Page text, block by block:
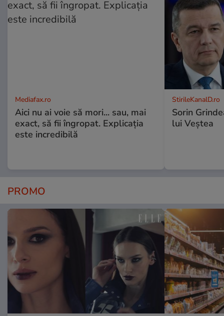
Mediafax.ro
Aici nu ai voie să mori... sau, mai
exact, să fii îngropat. Explicația
este incredibilă
StirileKanalD.ro
Sorin
lui Veștea
PROMO